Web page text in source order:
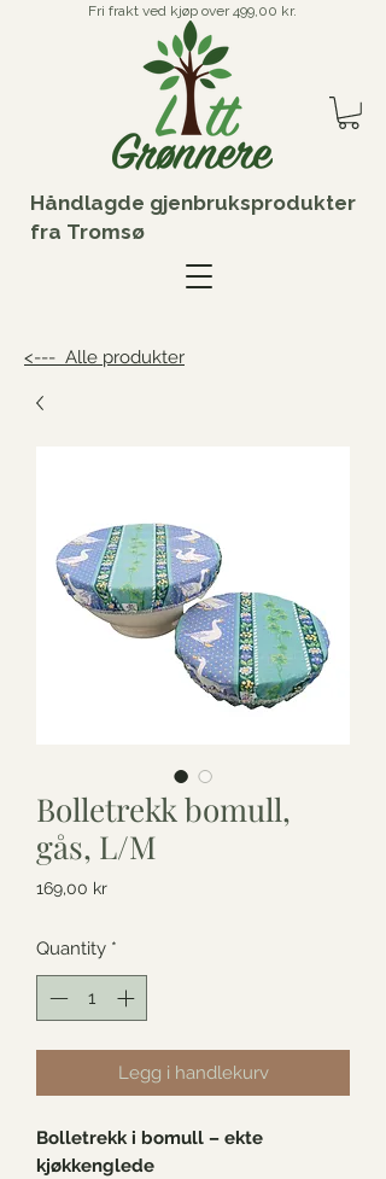
Fri frakt ved kjøp over 499,00 kr.
Håndlagde gjenbruksprodukter
fra Tromsø
<--- Alle produkter
Bolletrekk bomull,
gås, L/M
169,00 krPrice
Quantity *
Legg i handlekurv
Bolletrekk i bomull – ekte
kjøkkenglede